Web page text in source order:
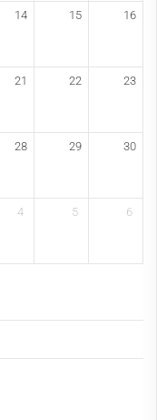
14 15 16
21 22 23
28 29 30
4 5 6